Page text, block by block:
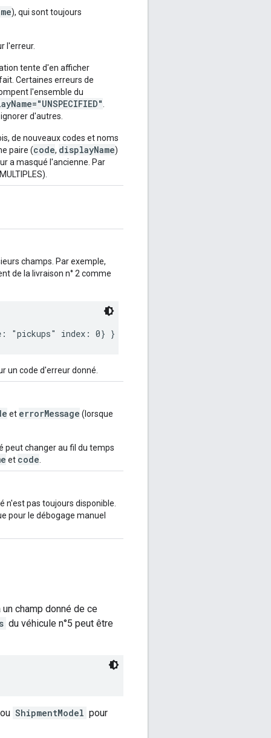
), qui sont toujours
l'erreur.
tente d'en afficher
Certaines erreurs de
l'ensemble du
d'autres.
de nouveaux codes et noms
paire (code, displayName)
a masqué l'ancienne. Par
champs. Par exemple,
de la livraison n° 2 comme
un code d'erreur donné.
et errorMessage (lorsque
peut changer au fil du temps
et code
n'est pas toujours disponible.
pour le débogage manuel
champ donné de ce
du véhicule n°5 peut être
ou ShipmentModel pour